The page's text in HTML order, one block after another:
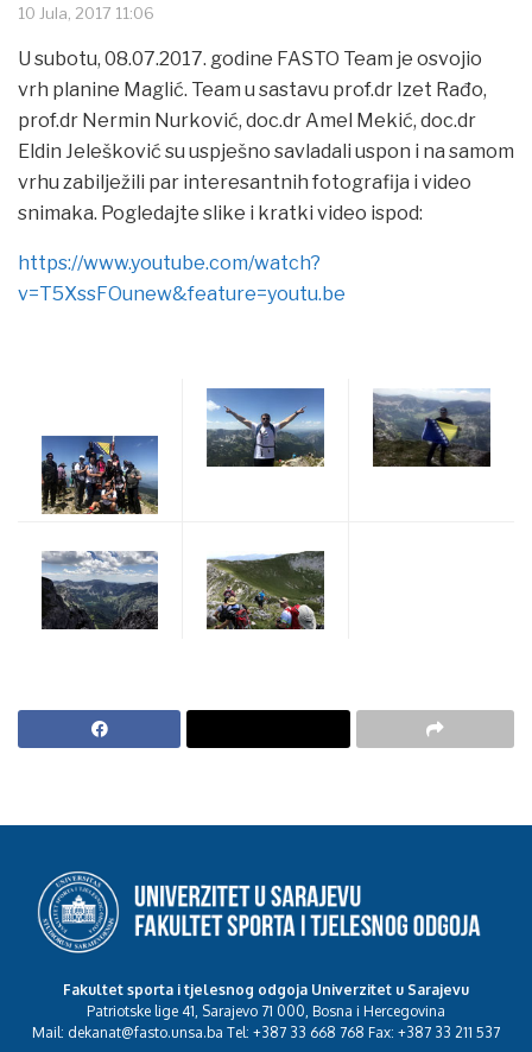
10 Jula, 2017 11:06
U subotu, 08.07.2017. godine FASTO Team je osvojio
vrh planine Maglić. Team u sastavu prof.dr Izet Rađo,
prof.dr Nermin Nurković, doc.dr Amel Mekić, doc.dr
Eldin Jelešković su uspješno savladali uspon i na samom
vrhu zabilježili par interesantnih fotografija i video
snimaka. Pogledajte slike i kratki video ispod:
https://www.youtube.com/watch?
v=T5XssFOunew&feature=youtu.be
Fakultet sporta i tjelesnog odgoja Univerzitet u Sarajevu
Patriotske lige 41, Sarajevo 71 000, Bosna i Hercegovina
Mail: dekanat@fasto.unsa.ba Tel: +387 33 668 768 Fax: +387 33 211 537